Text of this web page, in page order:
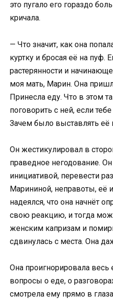
это пугало его гораздо
кричала.
— Что значит, как она
куртку и бросая её на пуф.
растерянности и
моя мать, Марин. Она
Принесла еду. Что в этом
поговорить с ней, если
Зачем было выставлять её
Он жестикулировал в
праведное негодование.
инициативой, перевести
Марининой, неправоты, её
надеялся, что она начнёт
свою реакцию, и тогда
женским капризам и
сдвинулась с места. Она
Она проигнорировала весь
вопросы о еде, о
смотрела ему прямо в